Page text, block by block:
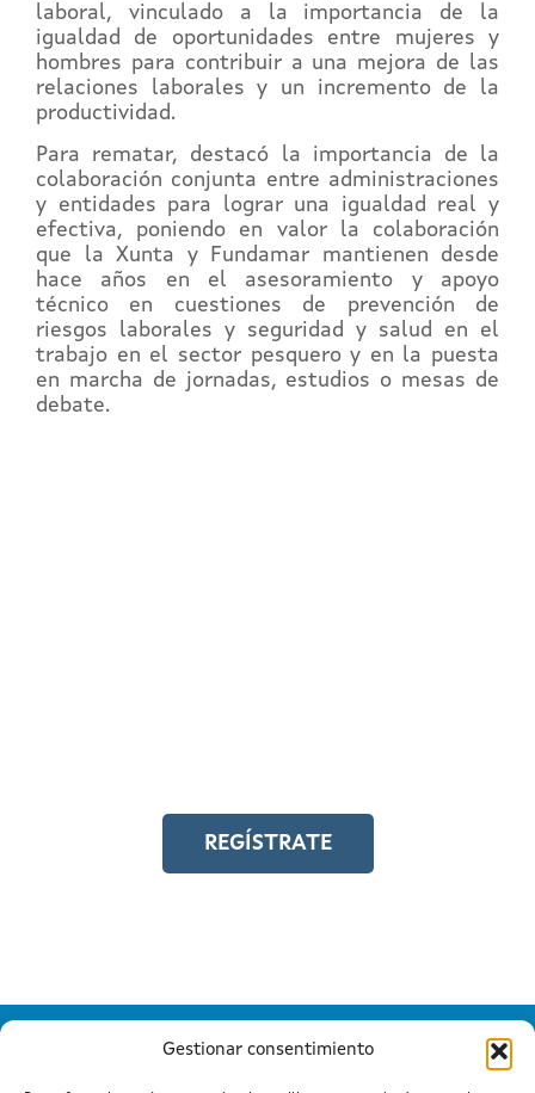
Gestionar consentimiento
laboral, vinculado a la importancia de la
igualdad de oportunidades entre mujeres y
hombres para contribuir a una mejora de las
relaciones laborales y un incremento de la
productividad.
Para rematar, destacó la importancia de la
colaboración conjunta entre administraciones
y entidades para lograr una igualdad real y
efectiva, poniendo en valor la colaboración
que la Xunta y Fundamar mantienen desde
hace años en el asesoramiento y apoyo
técnico en cuestiones de prevención de
riesgos laborales y seguridad y salud en el
trabajo en el sector pesquero y en la puesta
en marcha de jornadas, estudios o mesas de
debate.
REGÍSTRATE